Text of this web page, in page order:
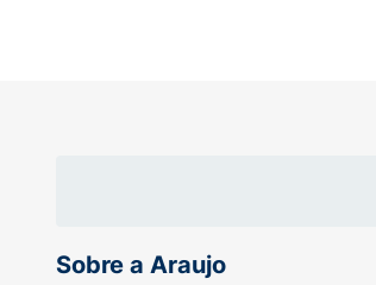
Sobre a Araujo